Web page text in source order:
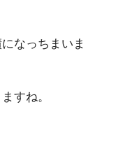
なっちまいま
すね。